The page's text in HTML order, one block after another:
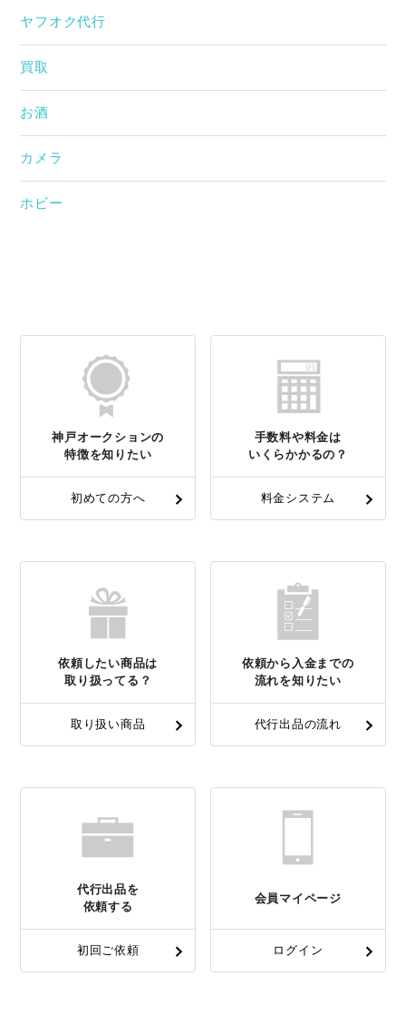
ヤフオク代行
買取
お酒
カメラ
ホビー
神戸オークションの
特徴を知りたい
初めての方へ
手数料や料金は
いくらかかるの？
料金システム
依頼したい商品は
取り扱ってる？
取り扱い商品
依頼から入金までの
流れを知りたい
代行出品の流れ
代行出品を
依頼する
初回ご依頼
会員マイページ
ログイン